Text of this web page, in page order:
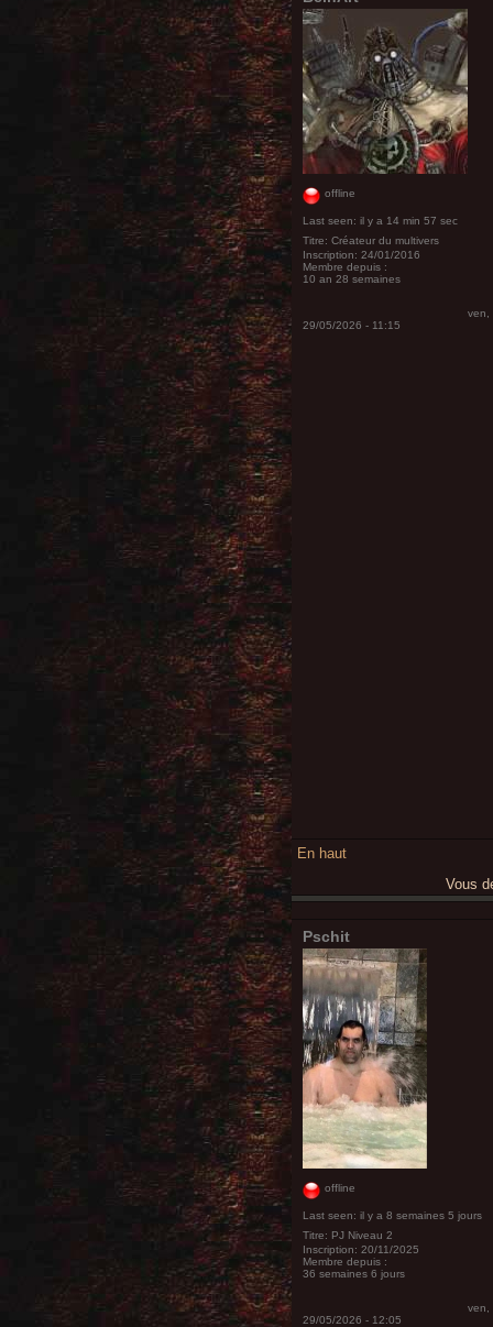
offline
Last seen: il y a 14 min 57 sec
Titre: Créateur du multivers
Inscription: 24/01/2016
Membre depuis :
10 an 28 semaines
ven,
29/05/2026 - 11:15
En haut
Vous
Pschit
offline
Last seen: il y a 8 semaines 5 jours
Titre: PJ Niveau 2
Inscription: 20/11/2025
Membre depuis :
36 semaines 6 jours
ven,
29/05/2026 - 12:05